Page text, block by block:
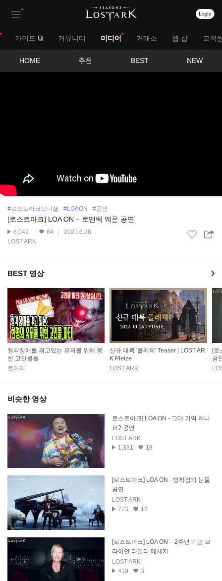
상
대
가이드 커뮤니티 미디어 거래소 웹 샵 고객
HOME 추천 BEST NEW
#로스트아크오피셜 #LOAON #공연
[로스트아크] LOA ON – 로맨틱 웨폰 공연
6,049 64
2021.6.28
LOST ARK
BEST 영상
청각장애를 겪고있는 유저를 위해 뭉
친 고인물들
로마러
신규 대륙 '플레체' Teaser | LOST AR
K Pletze
LOST ARK
[로
공
비슷한 영상
로스트아크] LOA ON - 그대 기억 하나
요? 공연
LOST ARK
1,331
18
[로스트아크] LOA ON - 빙하섬의 눈물
공연
LOST ARK
773
12
[로스트아크] LOA ON – 2주년 기념 브
라이언 타일러 메세지
LOST ARK
419
3